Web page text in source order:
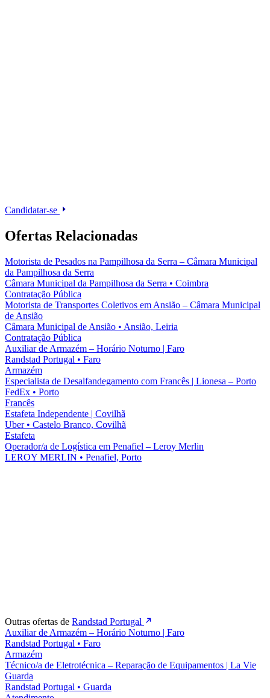
Candidatar-se
Ofertas Relacionadas
Motorista de Pesados na Pampilhosa da Serra – Câmara Municipal
da Pampilhosa da Serra
Câmara Municipal da Pampilhosa da Serra • Coimbra
Contratação Pública
Motorista de Transportes Coletivos em Ansião – Câmara Municipal
de Ansião
Câmara Municipal de Ansião • Ansião, Leiria
Contratação Pública
Auxiliar de Armazém – Horário Noturno | Faro
Randstad Portugal • Faro
Armazém
Especialista de Desalfandegamento com Francês | Lionesa – Porto
FedEx • Porto
Francês
Estafeta Independente | Covilhã
Uber • Castelo Branco, Covilhã
Estafeta
Operador/a de Logística em Penafiel – Leroy Merlin
LEROY MERLIN • Penafiel, Porto
Outras ofertas de Randstad Portugal
Auxiliar de Armazém – Horário Noturno | Faro
Randstad Portugal • Faro
Armazém
Técnico/a de Eletrotécnica – Reparação de Equipamentos | La Vie
Guarda
Randstad Portugal • Guarda